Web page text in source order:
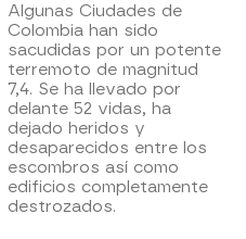
Algunas Ciudades de
Colombia han sido
sacudidas por un potente
terremoto de magnitud
7,4. Se ha llevado por
delante 52 vidas, ha
dejado heridos y
desaparecidos entre los
escombros así como
edificios completamente
destrozados.